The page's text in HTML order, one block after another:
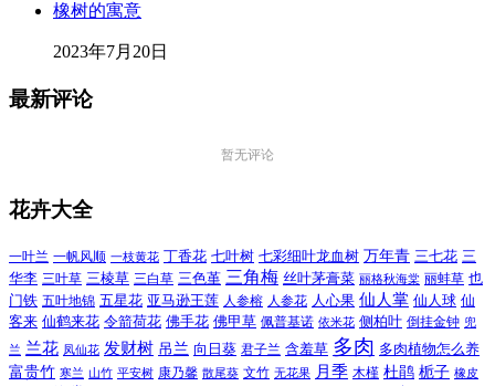
橡树的寓意
2023年7月20日
最新评论
暂无评论
花卉大全
一叶兰 一帆风顺 一枝黄花 丁香花 七叶树 七彩细叶龙血树 万年青 三七花 三
华李 三叶草 三棱草 三白草 三色堇 三角梅 丝叶茅膏菜 丽格秋海棠 丽蚌草 也
门铁 五叶地锦 五星花 亚马逊王莲 人参榕 人参花 人心果 仙人掌 仙人球 仙
客来 仙鹤来花 令箭荷花 佛手花 佛甲草 佩普基诺 依米花 侧柏叶 倒挂金钟 兜
兰 兰花 凤仙花 发财树 吊兰 向日葵 君子兰 含羞草 多肉 多肉植物怎么养
富贵竹 寒兰 山竹 平安树 康乃馨 散尾葵 文竹 无花果 月季 木槿 杜鹃 栀子 橡皮